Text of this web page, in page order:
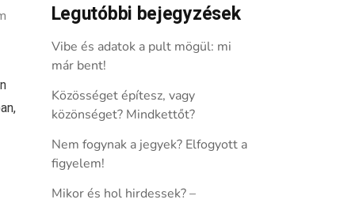
Legutóbbi bejegyzések
Vibe és adatok a pult mögül: mi
már bent!
Közösséget építesz, vagy
közönséget? Mindkettőt?
Nem fogynak a jegyek? Elfogyott a
figyelem!
Mikor és hol hirdessek? –